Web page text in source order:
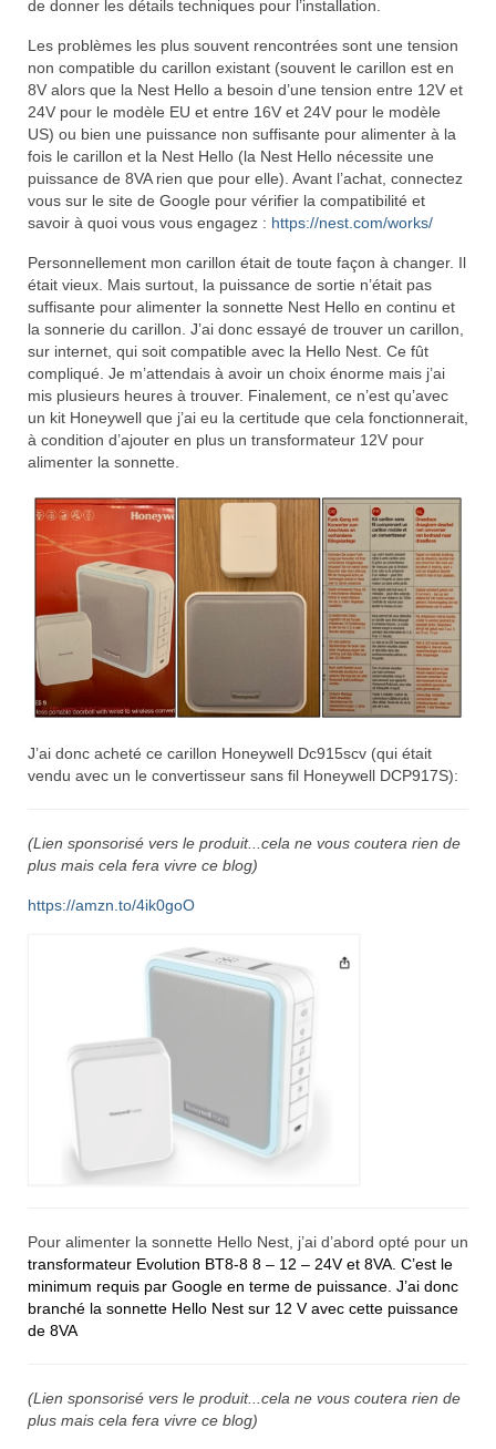
de donner les détails techniques pour l’installation.
Les problèmes les plus souvent rencontrées sont une tension
non compatible du carillon existant (souvent le carillon est en
8V alors que la Nest Hello a besoin d’une tension entre 12V et
24V pour le modèle EU et entre 16V et 24V pour le modèle
US) ou bien une puissance non suffisante pour alimenter à la
fois le carillon et la Nest Hello (la Nest Hello nécessite une
puissance de 8VA rien que pour elle). Avant l’achat, connectez
vous sur le site de Google pour vérifier la compatibilité et
savoir à quoi vous vous engagez : https://nest.com/works/
Personnellement mon carillon était de toute façon à changer. Il
était vieux. Mais surtout, la puissance de sortie n’était pas
suffisante pour alimenter la sonnette Nest Hello en continu et
la sonnerie du carillon. J’ai donc essayé de trouver un carillon,
sur internet, qui soit compatible avec la Hello Nest. Ce fût
compliqué. Je m’attendais à avoir un choix énorme mais j’ai
mis plusieurs heures à trouver. Finalement, ce n’est qu’avec
un kit Honeywell que j’ai eu la certitude que cela fonctionnerait,
à condition d’ajouter en plus un transformateur 12V pour
alimenter la sonnette.
J’ai donc acheté ce carillon Honeywell Dc915scv (qui était
vendu avec un le convertisseur sans fil Honeywell DCP917S):
(Lien sponsorisé vers le produit...cela ne vous coutera rien de
plus mais cela fera vivre ce blog)
https://amzn.to/4ik0goO
Pour alimenter la sonnette Hello Nest, j’ai d’abord opté pour un
transformateur Evolution BT8-8 8 – 12 – 24V et 8VA. C’est le
minimum requis par Google en terme de puissance. J’ai donc
branché la sonnette Hello Nest sur 12 V avec cette puissance
de 8VA
(Lien sponsorisé vers le produit...cela ne vous coutera rien de
plus mais cela fera vivre ce blog)